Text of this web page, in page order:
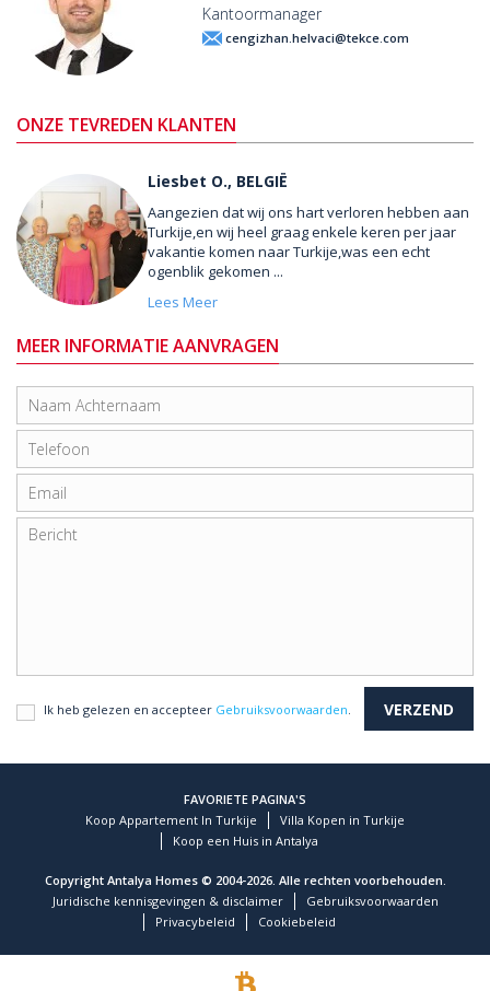
Kantoormanager
cengizhan.helvaci@tekce.com
ONZE TEVREDEN KLANTEN
Liesbet O., BELGIË
Aangezien dat wij ons hart verloren hebben aan
Turkije,en wij heel graag enkele keren per jaar
vakantie komen naar Turkije,was een echt
ogenblik gekomen ...
Lees Meer
MEER INFORMATIE AANVRAGEN
Ik heb gelezen en accepteer Gebruiksvoorwaarden
FAVORIETE PAGINA'S
Koop Appartement In Turkije
Villa Kopen in Turkije
Koop een Huis in Antalya
Copyright Antalya Homes © 2004-2026. Alle rechten voorbehouden.
Juridische kennisgevingen & disclaimer
Gebruiksvoorwaarden
Privacybeleid
Cookiebeleid